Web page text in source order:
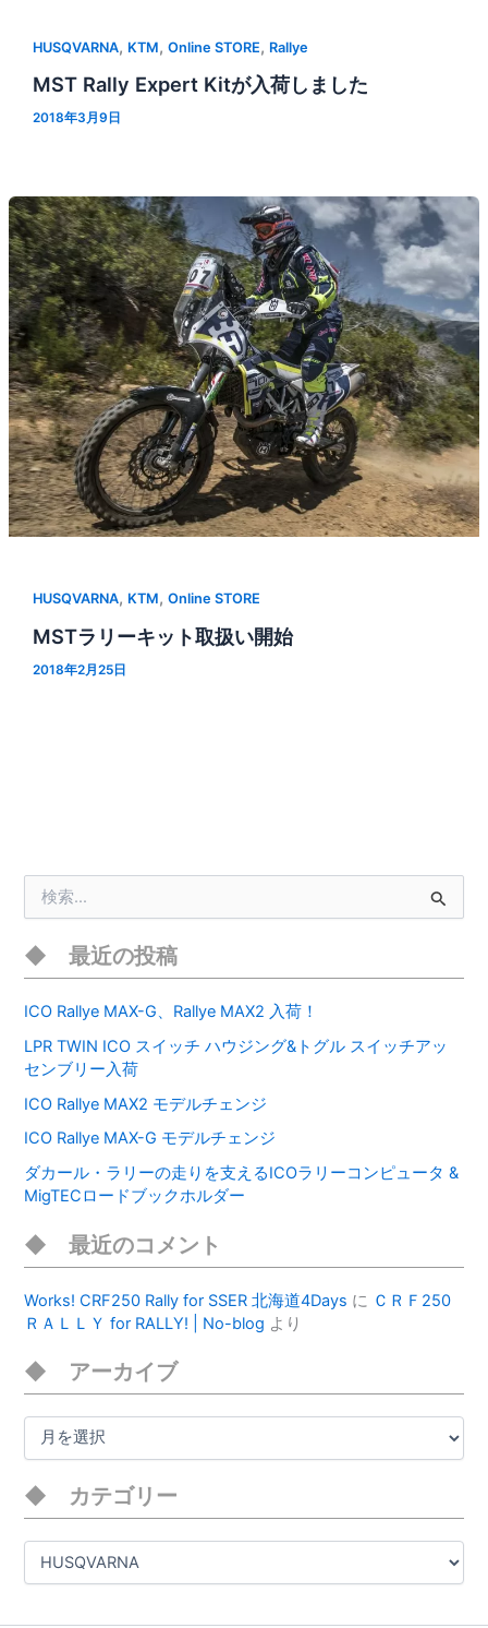
HUSQVARNA, KTM, Online STORE, Rallye
MST Rally Expert Kitが入荷しました
2018年3月9日
HUSQVARNA, KTM, Online STORE
MSTラリーキット取扱い開始
2018年2月25日
象
最近の投稿
ICO Rallye MAX-G、Rallye MAX2 入荷！
LPR TWIN ICO スイッチ ハウジング&トグル スイッチアッ
センブリー入荷
ICO Rallye MAX2 モデルチェンジ
ICO Rallye MAX-G モデルチェンジ
ダカール・ラリーの走りを支えるICOラリーコンピュータ &
MigTECロードブックホルダー
最近のコメント
Works! CRF250 Rally for SSER 北海道4Days に ＣＲＦ250
ＲＡＬＬＹ for RALLY! | No-blog より
アーカイブ
ア
イ
カテゴリー
カ